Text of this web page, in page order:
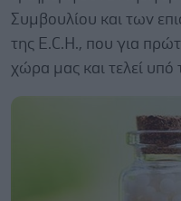
Συμβουλίου και των
της E.C.H., που για
χώρα μας και τελεί υπό